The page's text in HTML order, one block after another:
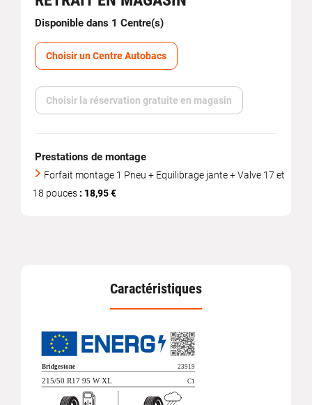
Disponible dans 1 Centre(s)
Choisir un Centre Autobacs
Choisir la réservation gratuite en magasin
Prestations de montage
Forfait montage 1 Pneu + Equilibrage jante + Valve 17 et
18 pouces : 18,95 €
Caractéristiques